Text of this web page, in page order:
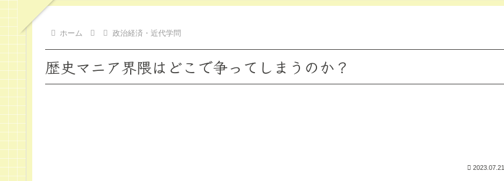
ホーム 政治経済・近代学問
歴史マニア界隈はどこで争ってしまうのか？
2023.07.21